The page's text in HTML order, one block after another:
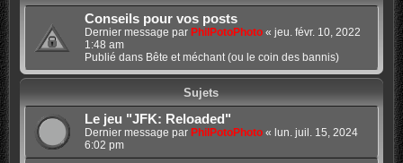
Conseils pour vos posts
Dernier message par PhilPotoPhoto« jeu. févr. 10, 2022
1:48 am
Publié dans Bête et méchant (ou le coin des bannis)
Sujets
Le jeu "JFK: Reloaded"
Dernier message par PhilPotoPhoto« lun. juil. 15, 2024
6:02 pm